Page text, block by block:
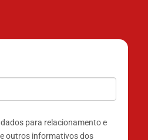
para relacionamento e
outros informativos dos